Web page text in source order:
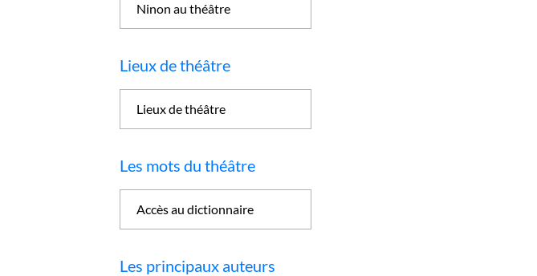
Ninon au théâtre
Lieux de théâtre
Lieux de théâtre
Les mots du théâtre
Accès au dictionnaire
Les principaux auteurs